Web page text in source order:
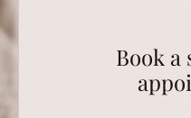
Book a